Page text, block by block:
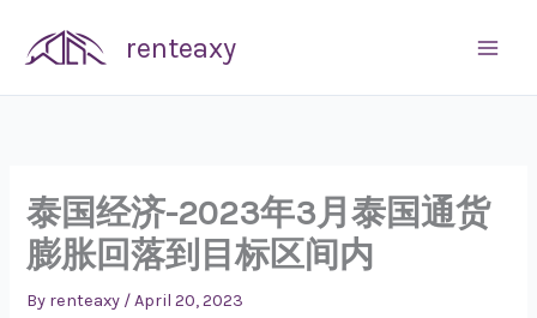
content
renteaxy
泰国经济-2023年3月泰国通货
膨胀回落到目标区间内
By renteaxy /April 20, 2023